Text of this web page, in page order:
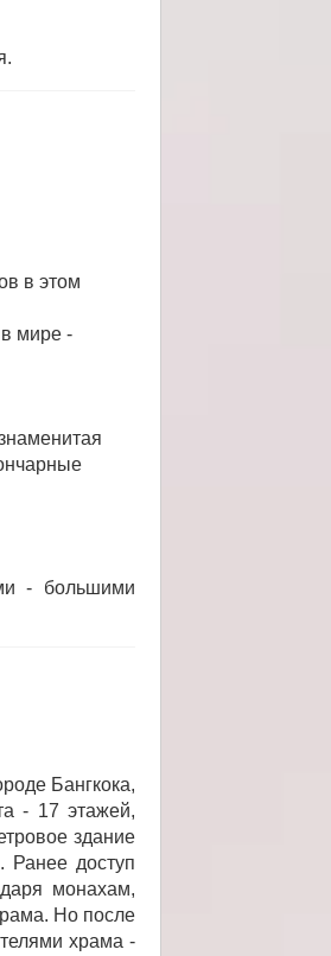
в этом
мире -
- большими
Бангкока,
- 17 этажей,
здание
Ранее доступ
монахам,
Но после
храма -